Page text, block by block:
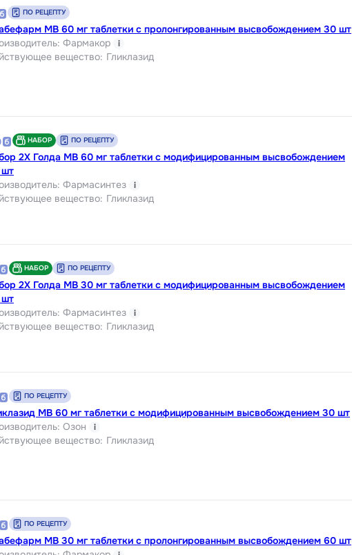
ПО РЕЦЕПТУ
МВ 60 мг таблетки с пролонгированным высвобождением 30 шт
: Фармакор i
вещество: Гликлазид
НАБОР ПО РЕЦЕПТУ
2Х Голда МВ 60 мг таблетки с модифицированным высвобождением
: Фармасинтез i
вещество: Гликлазид
НАБОР ПО РЕЦЕПТУ
2Х Голда МВ 30 мг таблетки с модифицированным высвобождением
: Фармасинтез i
вещество: Гликлазид
ПО РЕЦЕПТУ
МВ 60 мг таблетки с модифицированным высвобождением 30 шт
: Озон i
вещество: Гликлазид
ПО РЕЦЕПТУ
МВ 30 мг таблетки с пролонгированным высвобождением 60 шт